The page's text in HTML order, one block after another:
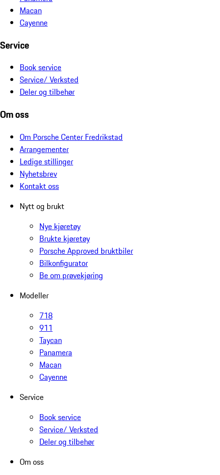
Macan
Cayenne
Service
Book service
Service/ Verksted
Deler og tilbehør
Om oss
Om Porsche Center Fredrikstad
Arrangementer
Ledige stillinger
Nyhetsbrev
Kontakt oss
Nytt og brukt
Nye kjøretøy
Brukte kjøretøy
Porsche Approved bruktbiler
Bilkonfigurator
Be om prøvekjøring
Modeller
718
911
Taycan
Panamera
Macan
Cayenne
Service
Book service
Service/ Verksted
Deler og tilbehør
Om oss